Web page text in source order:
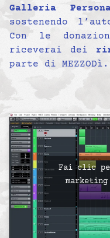
Galleria
sostenendo
Con le
riceverai dei
parte di MEZZODì.
Fai clic